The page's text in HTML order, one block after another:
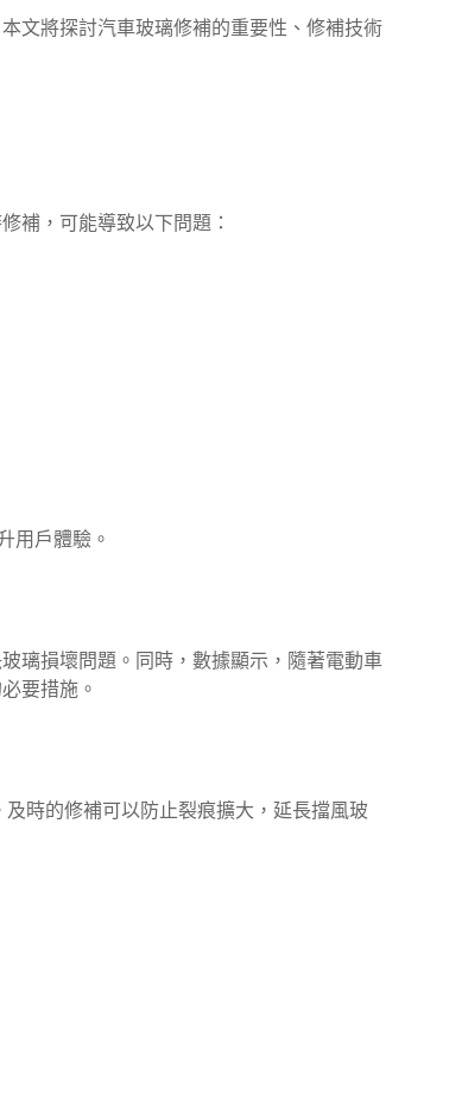
文將探討汽車玻璃修補的重要性、修補技術
補，可能導致以下問題：
用戶體驗。
璃損壞問題。同時，數據顯示，隨著電動車
要措施。
時的修補可以防止裂痕擴大，延長擋風玻